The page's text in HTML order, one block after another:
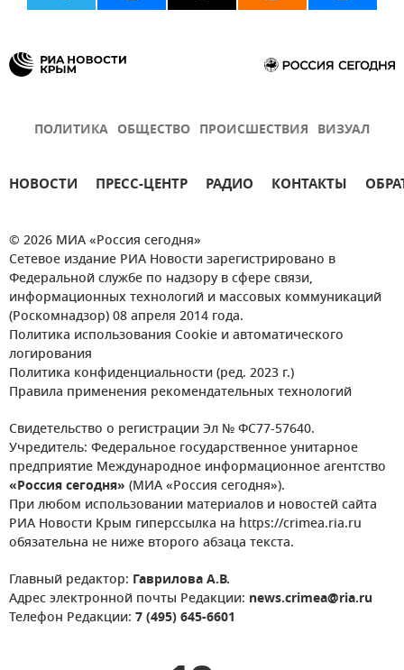
ПОЛИТИКА ОБЩЕСТВО ПРОИСШЕСТВИЯ ВИЗУАЛ
НОВОСТИ ПРЕСС-ЦЕНТР РАДИО КОНТАКТЫ
© 2026 МИА «Россия сегодня»
Сетевое издание РИА Новости зарегистрировано в
Федеральной службе по надзору в сфере связи,
информационных технологий и массовых коммуникаций
(Роскомнадзор) 08 апреля 2014 года.
Политика использования Cookie и автоматического
логирования
Политика конфиденциальности (ред. 2023 г.)
Правила применения рекомендательных технологий
Свидетельство о регистрации Эл № ФС77-57640.
Учредитель: Федеральное государственное унитарное
предприятие Международное информационное агентство
«Россия сегодня» (МИА «Россия сегодня»).
При любом использовании материалов и новостей сайта
РИА Новости Крым гиперссылка на https://crimea.ria.ru
обязательна не ниже второго абзаца текста.
Главный редактор: Гаврилова А.В.
Адрес электронной почты Редакции: news.crimea@ria.ru
Телефон Редакции: 7 (495) 645-6601